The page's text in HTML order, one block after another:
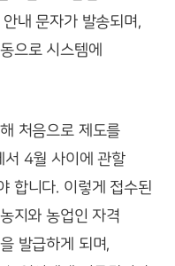
내 문자가 발송되며,
으로 시스템에
처음으로 제도를
서 4월 사이에 관할
합니다. 이렇게 접수된
지와 농업인 자격
발급하게 되며,